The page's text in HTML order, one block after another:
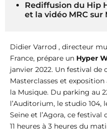
Rediffusion du Hip
et la vidéo MRC sur
Didier Varrod , directeur
France, prépare un Hyper
janvier 2022. Un festival de
Masterclasses et
la Musique. Du parking au
l’Auditorium, le studio 104,
Seine et l’Agora, ce
11 heures à 3 heures du